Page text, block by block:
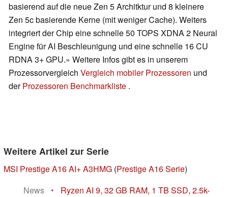
basierend auf die neue Zen 5 Architktur und 8 kleinere
Zen 5c basierende Kerne (mit weniger Cache). Weiters
integriert der Chip eine schnelle 50 TOPS XDNA 2 Neural
Engine für AI Beschleunigung und eine schnelle 16 CU
RDNA 3+ GPU.» Weitere Infos gibt es in unserem
Prozessorvergleich Vergleich mobiler Prozessoren und
derProzessoren Benchmarkliste .
Weitere Artikel zur Serie
MSI Prestige A16 AI+ A3HMG (Prestige A16 Serie)
News
•
Ryzen AI 9, 32 GB RAM, 1 TB SSD, 2.5k-